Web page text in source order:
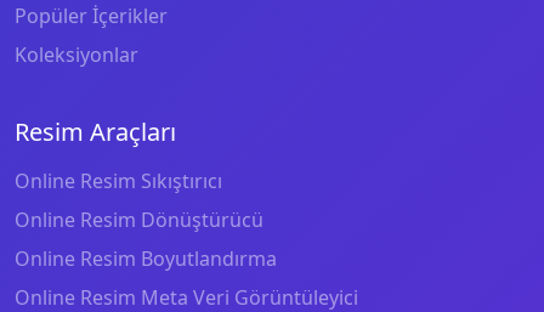
Popüler İçerikler
Koleksiyonlar
Resim Araçları
Online Resim Sıkıştırıcı
Online Resim Dönüştürücü
Online Resim Boyutlandırma
Online Resim Meta Veri Görüntüleyici